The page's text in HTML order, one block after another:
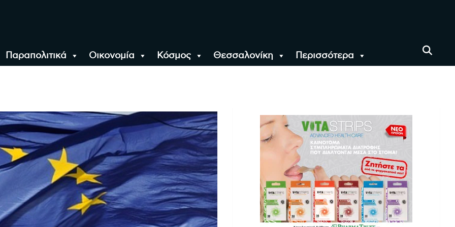
Παραπολιτικά Οικονομία Κόσμος Θεσσαλονίκη Περισσότερα